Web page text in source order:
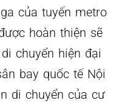
của tuyến metro
hoàn thiện sẽ
chuyển hiện đại
bay quốc tế Nội
di chuyển của cư